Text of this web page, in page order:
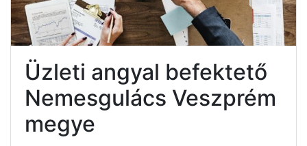
Üzleti angyal befektető
Nemesgulács Veszprém
megye